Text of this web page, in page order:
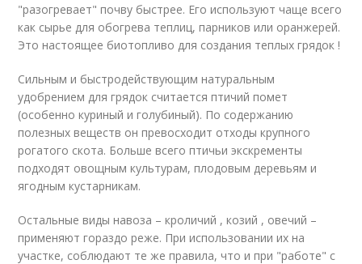
"разогревает" почву быстрее. Его используют чаще всего
как сырье для обогрева теплиц, парников или оранжерей.
Это настоящее биотопливо для создания теплых грядок !
Сильным и быстродействующим натуральным
удобрением для грядок считается птичий помет
(особенно куриный и голубиный). По содержанию
полезных веществ он превосходит отходы крупного
рогатого скота. Больше всего птичьи экскременты
подходят овощным культурам, плодовым деревьям и
ягодным кустарникам.
Остальные виды навоза – кроличий , козий , овечий –
применяют гораздо реже. При использовании их на
участке, соблюдают те же правила, что и при "работе" с